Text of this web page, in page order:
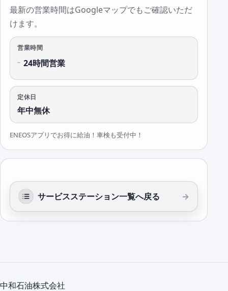
最新の営業時間はGoogleマップでもご確認いただ
けます。
営業時間
24時間営業
定休日
年中無休
ENEOSアプリでお得に給油！車検も受付中！
サービスステーション一覧へ戻る
中和石油株式会社